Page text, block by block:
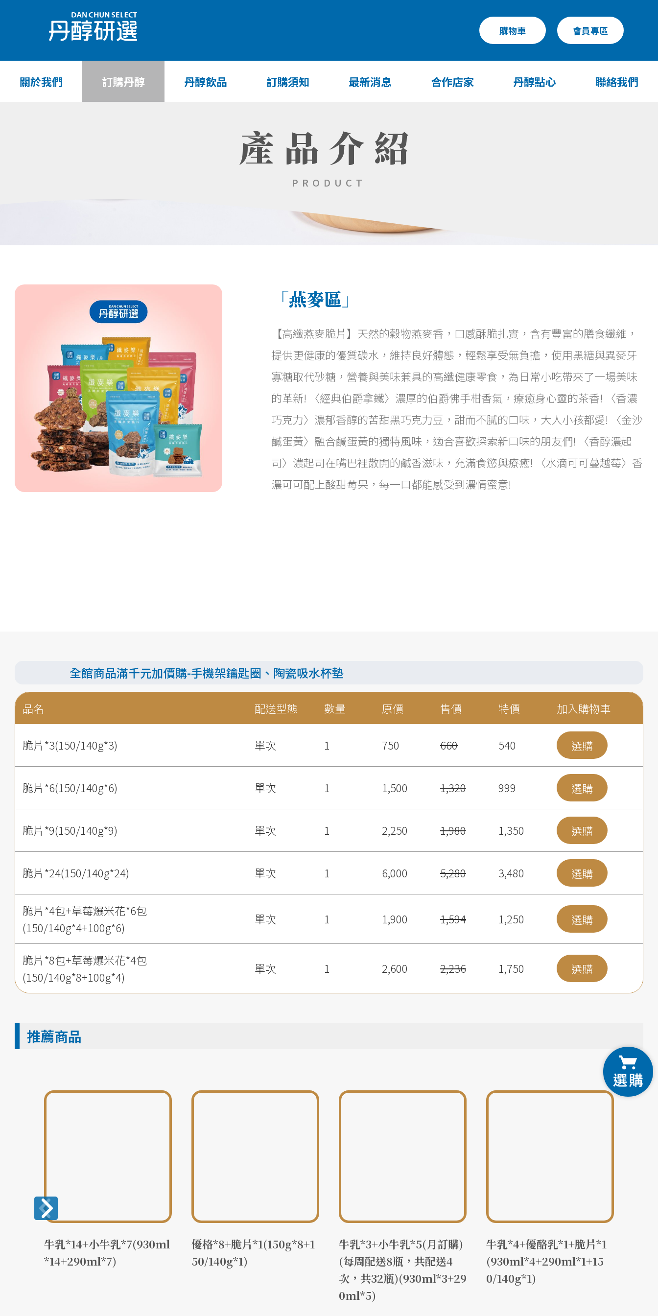
購物車 會員專區
關於我們 訂購丹醇 丹醇飲品 訂購須知 最新消息 合作店家 丹醇點心 聯絡我們
產品介紹
PRODUCT
「燕麥區」
【高纖燕麥脆片】天然的穀物燕麥香，口感酥脆扎實，含有豐富的膳食纖維，
提供更健康的優質碳水，維持良好體態，輕鬆享受無負擔，使用黑糖與異麥牙
寡糖取代砂糖，營養與美味兼具的高纖健康零食，為日常小吃帶來了一場美味
的革新! 〈經典伯爵拿鐵〉濃厚的伯爵佛手柑香氣，療癒身心靈的茶香! 〈香濃
巧克力〉濃郁香醇的苦甜黑巧克力豆，甜而不膩的口味，大人小孩都愛! 〈金沙
鹹蛋黃〉融合鹹蛋黃的獨特風味，適合喜歡探索新口味的朋友們! 〈香醇濃起
司〉濃起司在嘴巴裡散開的鹹香滋味，充滿食慾與療癒! 〈水滴可可蔓越莓〉香
濃可可配上酸甜莓果，每一口都能感受到濃情蜜意!
全館商品滿千元加價購-手機架鑰匙圈、陶瓷吸水杯墊
品名 配送型態 數量 原價 售價 特價 加入購物車
脆片*3(150/140g*3) 單次 1 750 660 540 選購
脆片*6(150/140g*6) 單次 1 1,500 1,320 999 選購
脆片*9(150/140g*9) 單次 1 2,250 1,980 1,350 選購
脆片*24(150/140g*24) 單次 1 6,000 5,280 3,480 選購
脆片*4包+草莓爆米花*6包
(150/140g*4+100g*6)
單次 1 1,900 1,594 1,250 選購
脆片*8包+草莓爆米花*4包
(150/140g*8+100g*4)
單次 1 2,600 2,236 1,750 選購
推薦商品
牛乳*14+小牛乳*7(930ml
*14+290ml*7)
優格*8+脆片*1(150g*8+1
50/140g*1)
牛乳*3+小牛乳*5(月訂購)
(每周配送8瓶，共配送4
次，共32瓶)(930ml*3+29
0ml*5)
牛乳*4+優酪乳*1+脆片*1
(930ml*4+290ml*1+15
0/140g*1)